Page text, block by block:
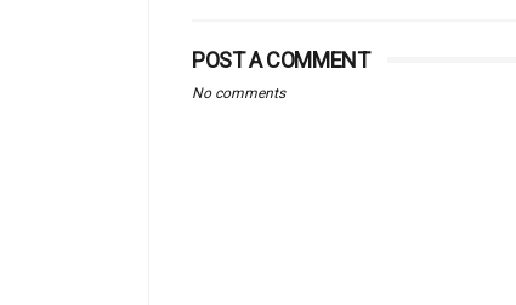
POST A COMMENT
No comments